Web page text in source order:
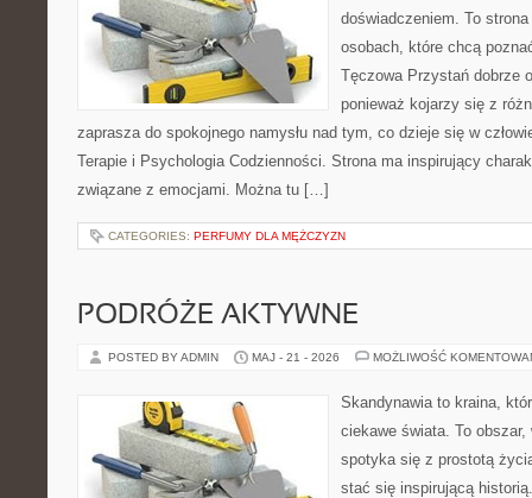
doświadczeniem. To
osobach, które chcą
Tęczowa Przystań dobrze
ponieważ kojarzy się z
zaprasza do spokojnego namysłu nad tym, co dzieje się w
Terapie i Psychologia Codzienności. Strona ma inspirujący
związane z emocjami. Można tu […]
CATEGORIES: PERFUMY DLA MĘŻCZYZN
PODRÓŻE AKTYWNE
POSTED BY ADMIN MAJ - 21 - 2026 MOŻLIWOŚĆ
Skandynawia to kraina,
ciekawe świata. To
spotyka się z prostotą
stać się inspirującą